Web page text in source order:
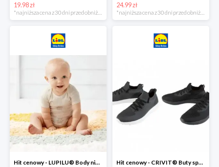
19.98 zł 24.99 zł
Hit cenowy - LUPILU® Body niemowlęce z biobawełny, z krótkim rękawem, 5 sztuk Hit cenowy - CRIVIT® Buty sportowe chłopięce WellWalk, 1 para